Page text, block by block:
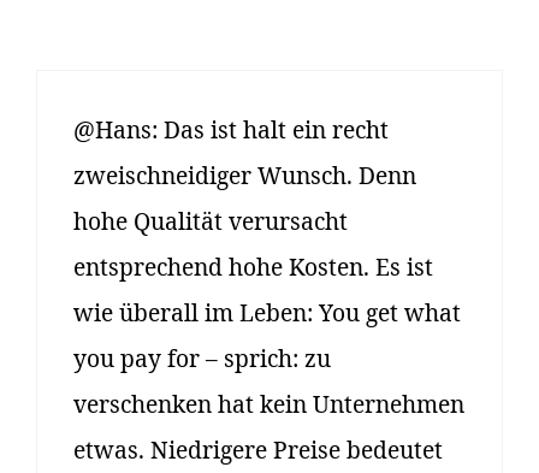
@Hans: Das ist halt ein recht
zweischneidiger Wunsch. Denn
hohe Qualität verursacht
entsprechend hohe Kosten. Es ist
wie überall im Leben: You get what
you pay for – sprich: zu
verschenken hat kein Unternehmen
etwas. Niedrigere Preise bedeutet